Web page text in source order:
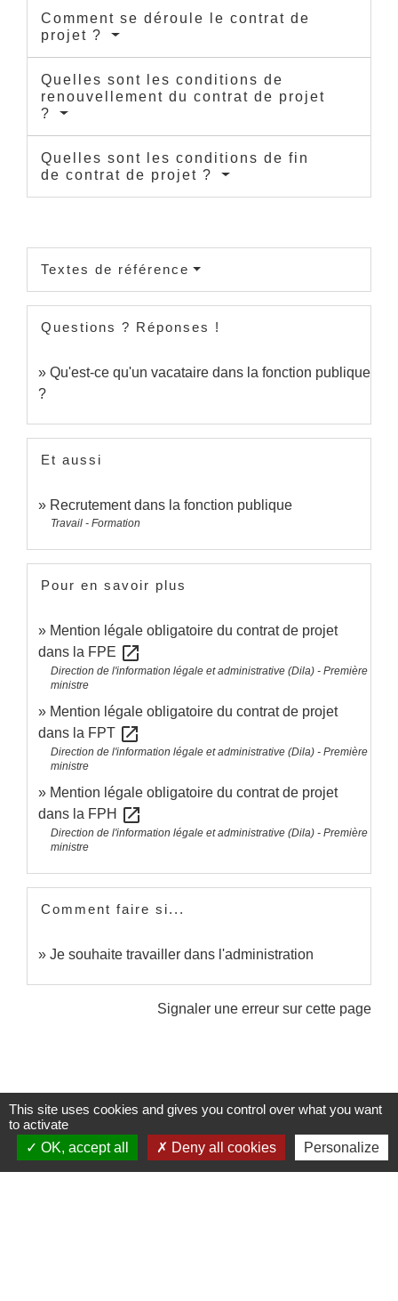
Comment se déroule le contrat de
projet ?
Quelles sont les conditions de
renouvellement du contrat de projet
?
Quelles sont les conditions de fin
de contrat de projet ?
Textes de référence
Questions ? Réponses !
Qu'est-ce qu'un vacataire dans la fonction publique
?
Et aussi
Recrutement dans la fonction publique
Travail - Formation
Pour en savoir plus
Mention légale obligatoire du contrat de projet
dans la FPE open_in_new
Direction de l'information légale et administrative (Dila) - Première
ministre
Mention légale obligatoire du contrat de projet
dans la FPT open_in_new
Direction de l'information légale et administrative (Dila) - Première
ministre
Mention légale obligatoire du contrat de projet
dans la FPH open_in_new
Direction de l'information légale et administrative (Dila) - Première
ministre
Comment faire si...
Je souhaite travailler dans l'administration
Signaler une erreur sur cette page
Commune de Sainte-Catherine
This site uses cookies and gives you control over what you want
to activate
OK, accept all
Deny all cookies Personalize